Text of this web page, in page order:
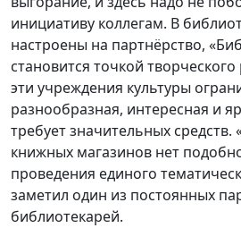
инициативу коллегам. В
настроены на партнёрство,
становится точкой
эти учреждения культуры
разнообразная, интересная и
требует значительных средств.
книжных магазинов нет
проведения единого
заметил один из постоянных
библиотекарей.